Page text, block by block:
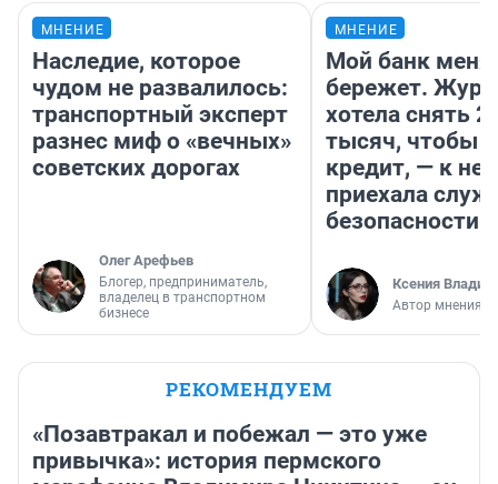
МНЕНИЕ
Наследие, которое
чудом не развалилось:
транспортный эксперт
разнес миф о «вечных»
советских дорогах
Олег Арефьев
Блогер, предприниматель,
владелец в транспортном
бизнесе
МНЕНИЕ
Мой банк меня
бережет.
хотела снять
тысяч, чтобы
кредит, — к
приехала
безопасности
Ксения
Автор мнения
РЕКОМЕНДУЕМ
«Позавтракал и побежал — это уже
привычка»: история пермского